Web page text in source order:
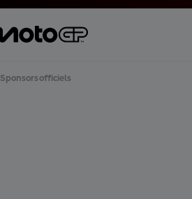
Sponsors officiels